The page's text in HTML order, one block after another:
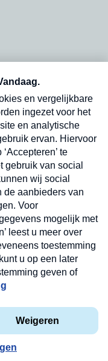
op onze
in
Verzend
op onze
in uw